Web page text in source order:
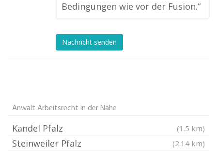
Bedingungen wie vor der Fusion.“
Nachricht senden
Anwalt Arbeitsrecht in der Nähe
Kandel Pfalz (1.5 km)
Steinweiler Pfalz (2.14 km)